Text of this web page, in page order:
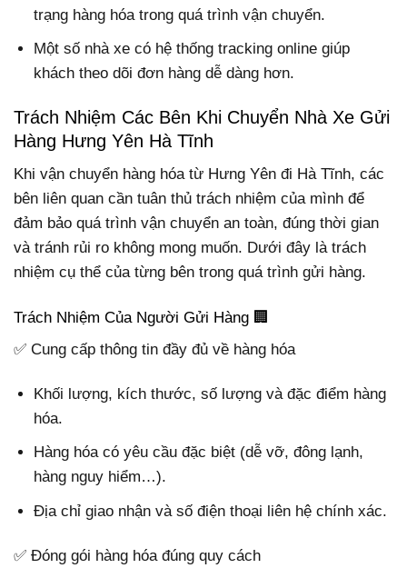
trạng hàng hóa trong quá trình vận chuyển.
Một số nhà xe có hệ thống tracking online giúp
khách theo dõi đơn hàng dễ dàng hơn.
Trách Nhiệm Các Bên Khi Chuyển Nhà Xe Gửi
Hàng Hưng Yên Hà Tĩnh
Khi vận chuyển hàng hóa từ Hưng Yên đi Hà Tĩnh, các
bên liên quan cần tuân thủ trách nhiệm của mình để
đảm bảo quá trình vận chuyển an toàn, đúng thời gian
và tránh rủi ro không mong muốn. Dưới đây là trách
nhiệm cụ thể của từng bên trong quá trình gửi hàng.
Trách Nhiệm Của Người Gửi Hàng 🏢
✅ Cung cấp thông tin đầy đủ về hàng hóa
Khối lượng, kích thước, số lượng và đặc điểm hàng
hóa.
Hàng hóa có yêu cầu đặc biệt (dễ vỡ, đông lạnh,
hàng nguy hiểm…).
Địa chỉ giao nhận và số điện thoại liên hệ chính xác.
✅ Đóng gói hàng hóa đúng quy cách